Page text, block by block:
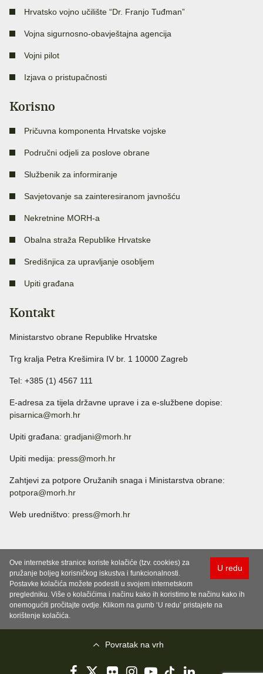
Hrvatsko vojno učilište “Dr. Franjo Tuđman”
Vojna sigurnosno-obavještajna agencija
Vojni pilot
Izjava o pristupačnosti
Korisno
Pričuvna komponenta Hrvatske vojske
Područni odjeli za poslove obrane
Službenik za informiranje
Savjetovanje sa zainteresiranom javnošću
Nekretnine MORH-a
Obalna straža Republike Hrvatske
Središnjica za upravljanje osobljem
Upiti građana
Kontakt
Ministarstvo obrane Republike Hrvatske
Trg kralja Petra Krešimira IV br. 1 10000 Zagreb
Tel: +385 (1) 4567 111
E-adresa za tijela državne uprave i za e-službene dopise:
pisarnica@morh.hr
Upiti građana: gradjani@morh.hr
Upiti medija: press@morh.hr
Zahtjevi za potpore Oružanih snaga i Ministarstva obrane:
potpora@morh.hr
Web uredništvo: press@morh.hr
U redu
Ove internetske stranice koriste kolačiće (tzv. cookies) za
pružanje boljeg korisničkog iskustva i funkcionalnosti.
Postavke kolačića možete podesiti u svojem internetskom
pregledniku. Više o kolačićima i načinu kako ih koristimo te načinu kako ih
onemogućiti pročitajte ovdje. Klikom na gumb ‘U redu’ pristajete na
korištenje kolačića.
Povratak na vrh